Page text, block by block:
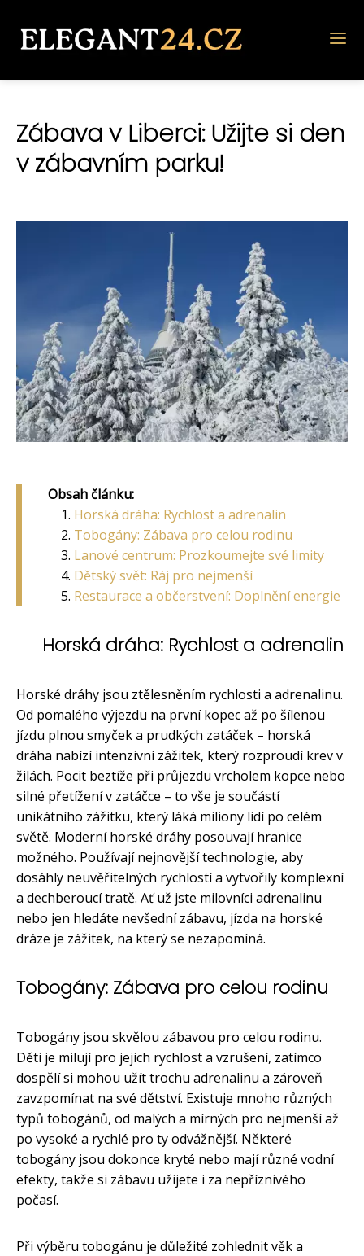
Zábava v Liberci: Užijte si den
v zábavním parku!
Obsah článku:
Horská dráha: Rychlost a adrenalin
Tobogány: Zábava pro celou rodinu
Lanové centrum: Prozkoumejte své limity
Dětský svět: Ráj pro nejmenší
Restaurace a občerstvení: Doplnění energie
Horská dráha: Rychlost a adrenalin
Horské dráhy jsou ztělesněním rychlosti a adrenalinu.
Od pomalého výjezdu na první kopec až po šílenou
jízdu plnou smyček a prudkých zatáček – horská
dráha nabízí intenzivní zážitek, který rozproudí krev v
žilách. Pocit beztíže při průjezdu vrcholem kopce nebo
silné přetížení v zatáčce – to vše je součástí
unikátního zážitku, který láká miliony lidí po celém
světě. Moderní horské dráhy posouvají hranice
možného. Používají nejnovější technologie, aby
dosáhly neuvěřitelných rychlostí a vytvořily komplexní
a dechberoucí tratě. Ať už jste milovníci adrenalinu
nebo jen hledáte nevšední zábavu, jízda na horské
dráze je zážitek, na který se nezapomíná.
Tobogány: Zábava pro celou rodinu
Tobogány jsou skvělou zábavou pro celou rodinu.
Děti je milují pro jejich rychlost a vzrušení, zatímco
dospělí si mohou užít trochu adrenalinu a zároveň
zavzpomínat na své dětství. Existuje mnoho různých
typů tobogánů, od malých a mírných pro nejmenší až
po vysoké a rychlé pro ty odvážnější. Některé
tobogány jsou dokonce kryté nebo mají různé vodní
efekty, takže si zábavu užijete i za nepříznivého
počasí.
Při výběru tobogánu je důležité zohlednit věk a